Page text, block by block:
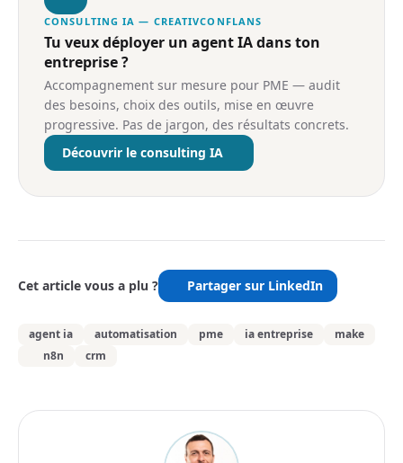
CONSULTING IA — CREATIVCONFLANS
Tu veux déployer un agent IA dans ton
entreprise ?
Accompagnement sur mesure pour PME — audit
des besoins, choix des outils, mise en œuvre
progressive. Pas de jargon, des résultats concrets.
Découvrir le consulting IA
Cet article vous a plu ? Partager sur LinkedIn
agent ia automatisation pme ia entreprise
make
n8n
crm